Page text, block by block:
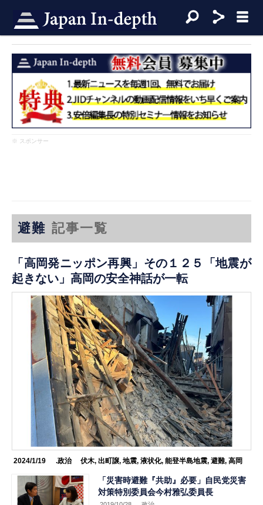
※ スポンサー
避難 記事一覧
「高岡発ニッポン再興」その１２５「地震が
起きない」高岡の安全神話が一転
2024/1/19 .政治 伏木, 出町譲, 地震, 液状化, 能登半島地震, 避難, 高岡
「災害時避難『共助』必要」自民党災害
対策特別委員会今村雅弘委員長